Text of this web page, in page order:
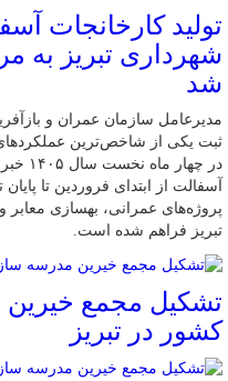
تولید کارخانجات
شد
مدیرعامل سازمان عمران و
ثبت یکی از شاخص‌ترین
آسفالت از ابتدای فروردین تا
پروژه‌های عمرانی، بهسازی
تبریز فراهم شده است.
تشکیل مجمع خیرین
کشور در تبریز